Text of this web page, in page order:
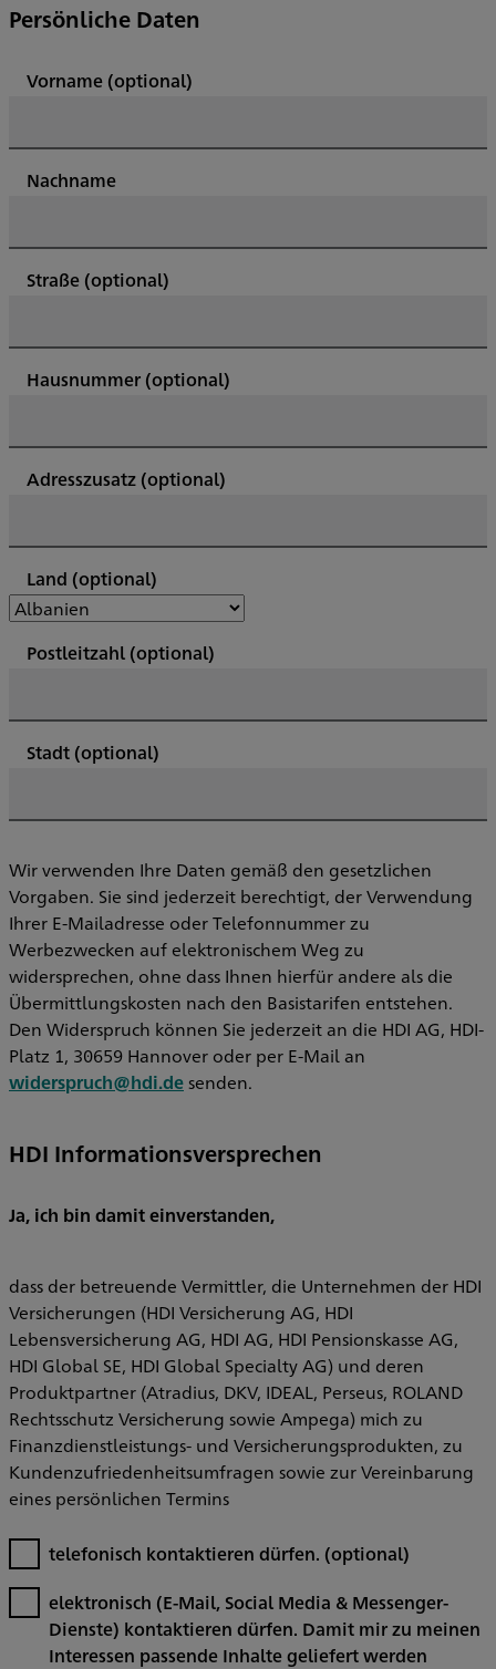
Persönliche Daten
Vorname (optional)
Nachname
Straße (optional)
Hausnummer (optional)
Adresszusatz (optional)
Land (optional)
Postleitzahl (optional)
Stadt (optional)
Wir verwenden Ihre Daten gemäß den gesetzlichen
Vorgaben. Sie sind jederzeit berechtigt, der Verwendung
Ihrer E-Mailadresse oder Telefonnummer zu
Werbezwecken auf elektronischem Weg zu
widersprechen, ohne dass Ihnen hierfür andere als die
Übermittlungskosten nach den Basistarifen entstehen.
Den Widerspruch können Sie jederzeit an die HDI AG, HDI-
Platz 1, 30659 Hannover oder per E-Mail an
widerspruch@hdi.de senden.
HDI Informationsversprechen
Ja, ich bin damit einverstanden,
dass der betreuende Vermittler, die Unternehmen der HDI
Versicherungen (HDI Versicherung AG, HDI
Lebensversicherung AG, HDI AG, HDI Pensionskasse AG,
HDI Global SE, HDI Global Specialty AG) und deren
Produktpartner (Atradius, DKV, IDEAL, Perseus, ROLAND
Rechtsschutz Versicherung sowie Ampega) mich zu
Finanzdienstleistungs- und Versicherungsprodukten, zu
Kundenzufriedenheitsumfragen sowie zur Vereinbarung
eines persönlichen Termins
telefonisch kontaktieren dürfen. (optional)
elektronisch (E-Mail, Social Media & Messenger-
Dienste) kontaktieren dürfen. Damit mir zu meinen
Interessen passende Inhalte geliefert werden